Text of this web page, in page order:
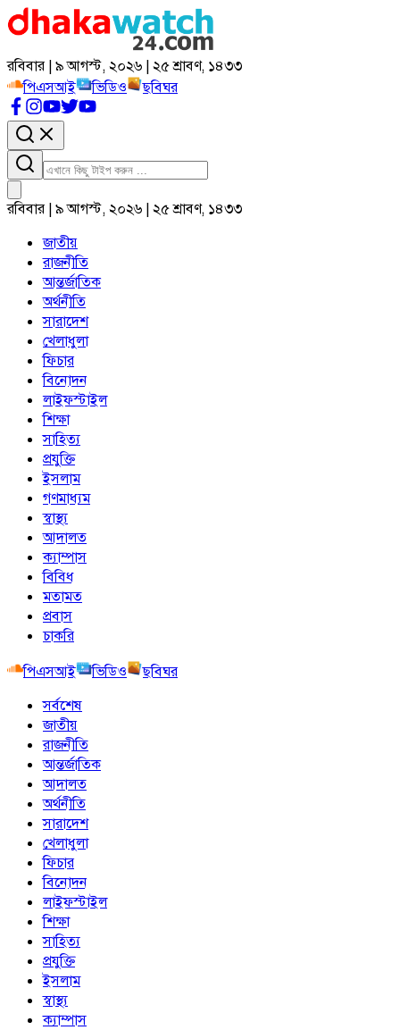
রবিবার | ৯ আগস্ট, ২০২৬ | ২৫ শ্রাবণ, ১৪৩৩
পিএসআই
ভিডিও ছবিঘর
রবিবার | ৯ আগস্ট, ২০২৬ | ২৫ শ্রাবণ, ১৪৩৩
জাতীয়
রাজনীতি
আন্তর্জাতিক
অর্থনীতি
সারাদেশ
খেলাধুলা
ফিচার
বিনোদন
লাইফস্টাইল
শিক্ষা
সাহিত্য
প্রযুক্তি
ইসলাম
গণমাধ্যম
স্বাস্থ্য
আদালত
ক্যাম্পাস
বিবিধ
মতামত
প্রবাস
চাকরি
পিএসআই
ভিডিও
ছবিঘর
সর্বশেষ
জাতীয়
রাজনীতি
আন্তর্জাতিক
আদালত
অর্থনীতি
সারাদেশ
খেলাধুলা
ফিচার
বিনোদন
লাইফস্টাইল
শিক্ষা
সাহিত্য
প্রযুক্তি
ইসলাম
স্বাস্থ্য
ক্যাম্পাস